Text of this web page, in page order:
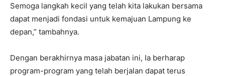
Semoga langkah kecil yang telah kita lakukan bersama
dapat menjadi fondasi untuk kemajuan Lampung ke
depan,” tambahnya.
Dengan berakhirnya masa jabatan ini, Ia berharap
program-program yang telah berjalan dapat terus